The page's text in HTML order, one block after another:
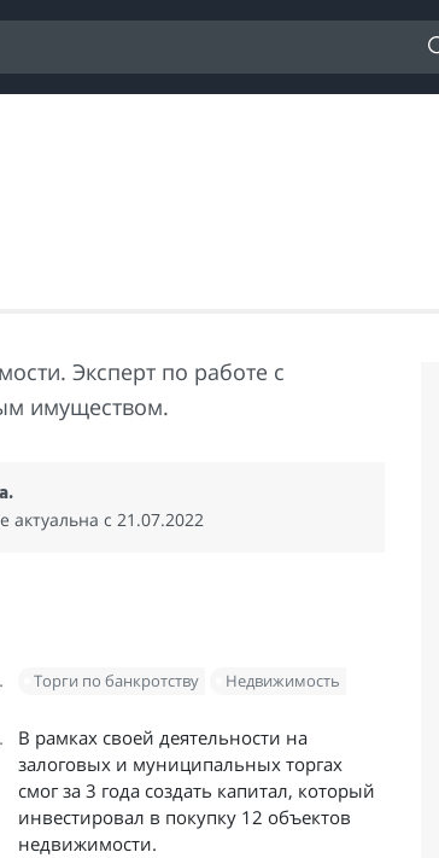
Эксперт по работе с
имуществом.
c 21.07.2022
Торги по банкротству Недвижимость
В рамках своей деятельности на
залоговых и муниципальных торгах
смог за 3 года создать капитал, который
инвестировал в покупку 12 объектов
недвижимости.